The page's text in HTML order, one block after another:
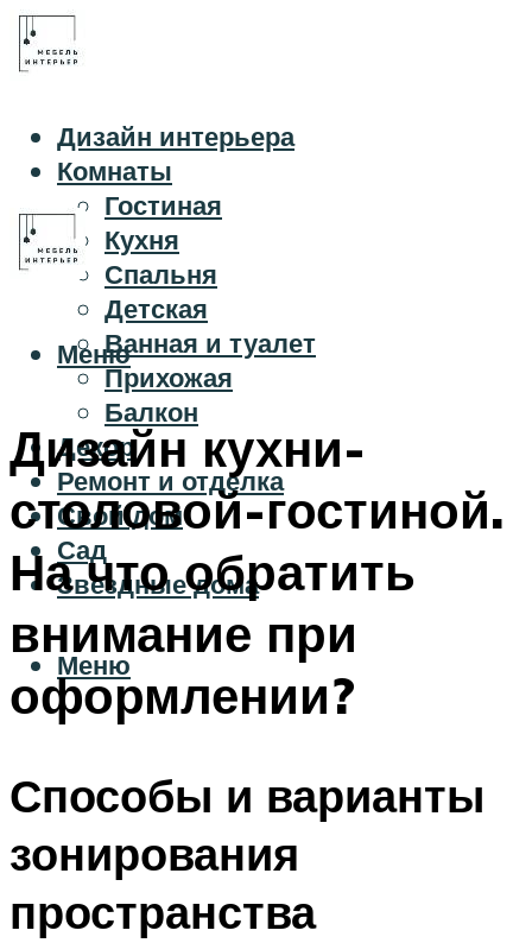
Дизайн интерьера
Комнаты
Гостиная
Кухня
Спальня
Детская
Ванная и туалет
Прихожая
Балкон
Декор
Ремонт и отделка
Свой дом
Сад
Звездные дома
Меню
Меню
Дизайн кухни-
столовой-гостиной.
На что обратить
внимание при
оформлении?
Способы и варианты
зонирования
пространства